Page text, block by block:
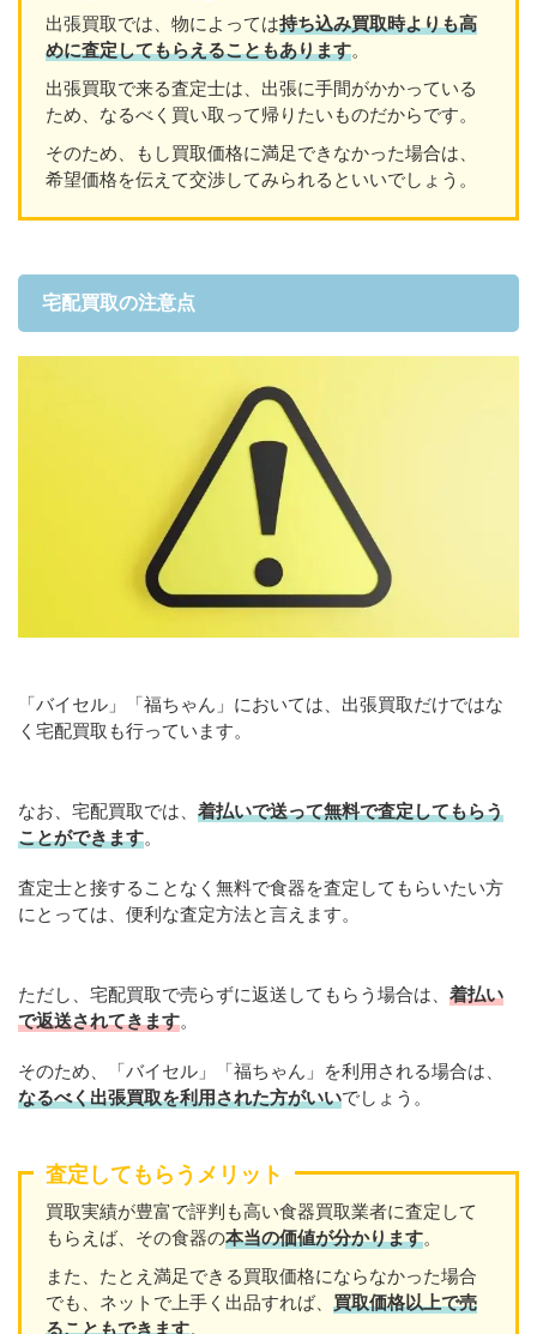
出張買取では、物によっては持ち込み買取時よりも高
めに査定してもらえることもあります。
出張買取で来る査定士は、出張に手間がかかっている
ため、なるべく買い取って帰りたいものだからです。
そのため、もし買取価格に満足できなかった場合は、
希望価格を伝えて交渉してみられるといいでしょう。
宅配買取の注意点
「バイセル」「福ちゃん」においては、出張買取だけではな
く宅配買取も行っています。
なお、宅配買取では、 着払いで送って無料で査定してもらう
ことができます。
査定士と接することなく無料で食器を査定してもらいたい方
にとっては、便利な査定方法と言えます。
ただし、宅配買取で売らずに返送してもらう場合は、 着払い
で返送されてきます。
そのため、「バイセル」「福ちゃん」を利用される場合は、
なるべく出張買取を利用された方がいいでしょう。
査定してもらうメリット
買取実績が豊富で評判も高い食器買取業者に査定して
もらえば、その食器の本当の価値が分かります。
また、たとえ満足できる買取価格にならなかった場合
でも、ネットで上手く出品すれば、 買取価格以上で売
ることもできます。